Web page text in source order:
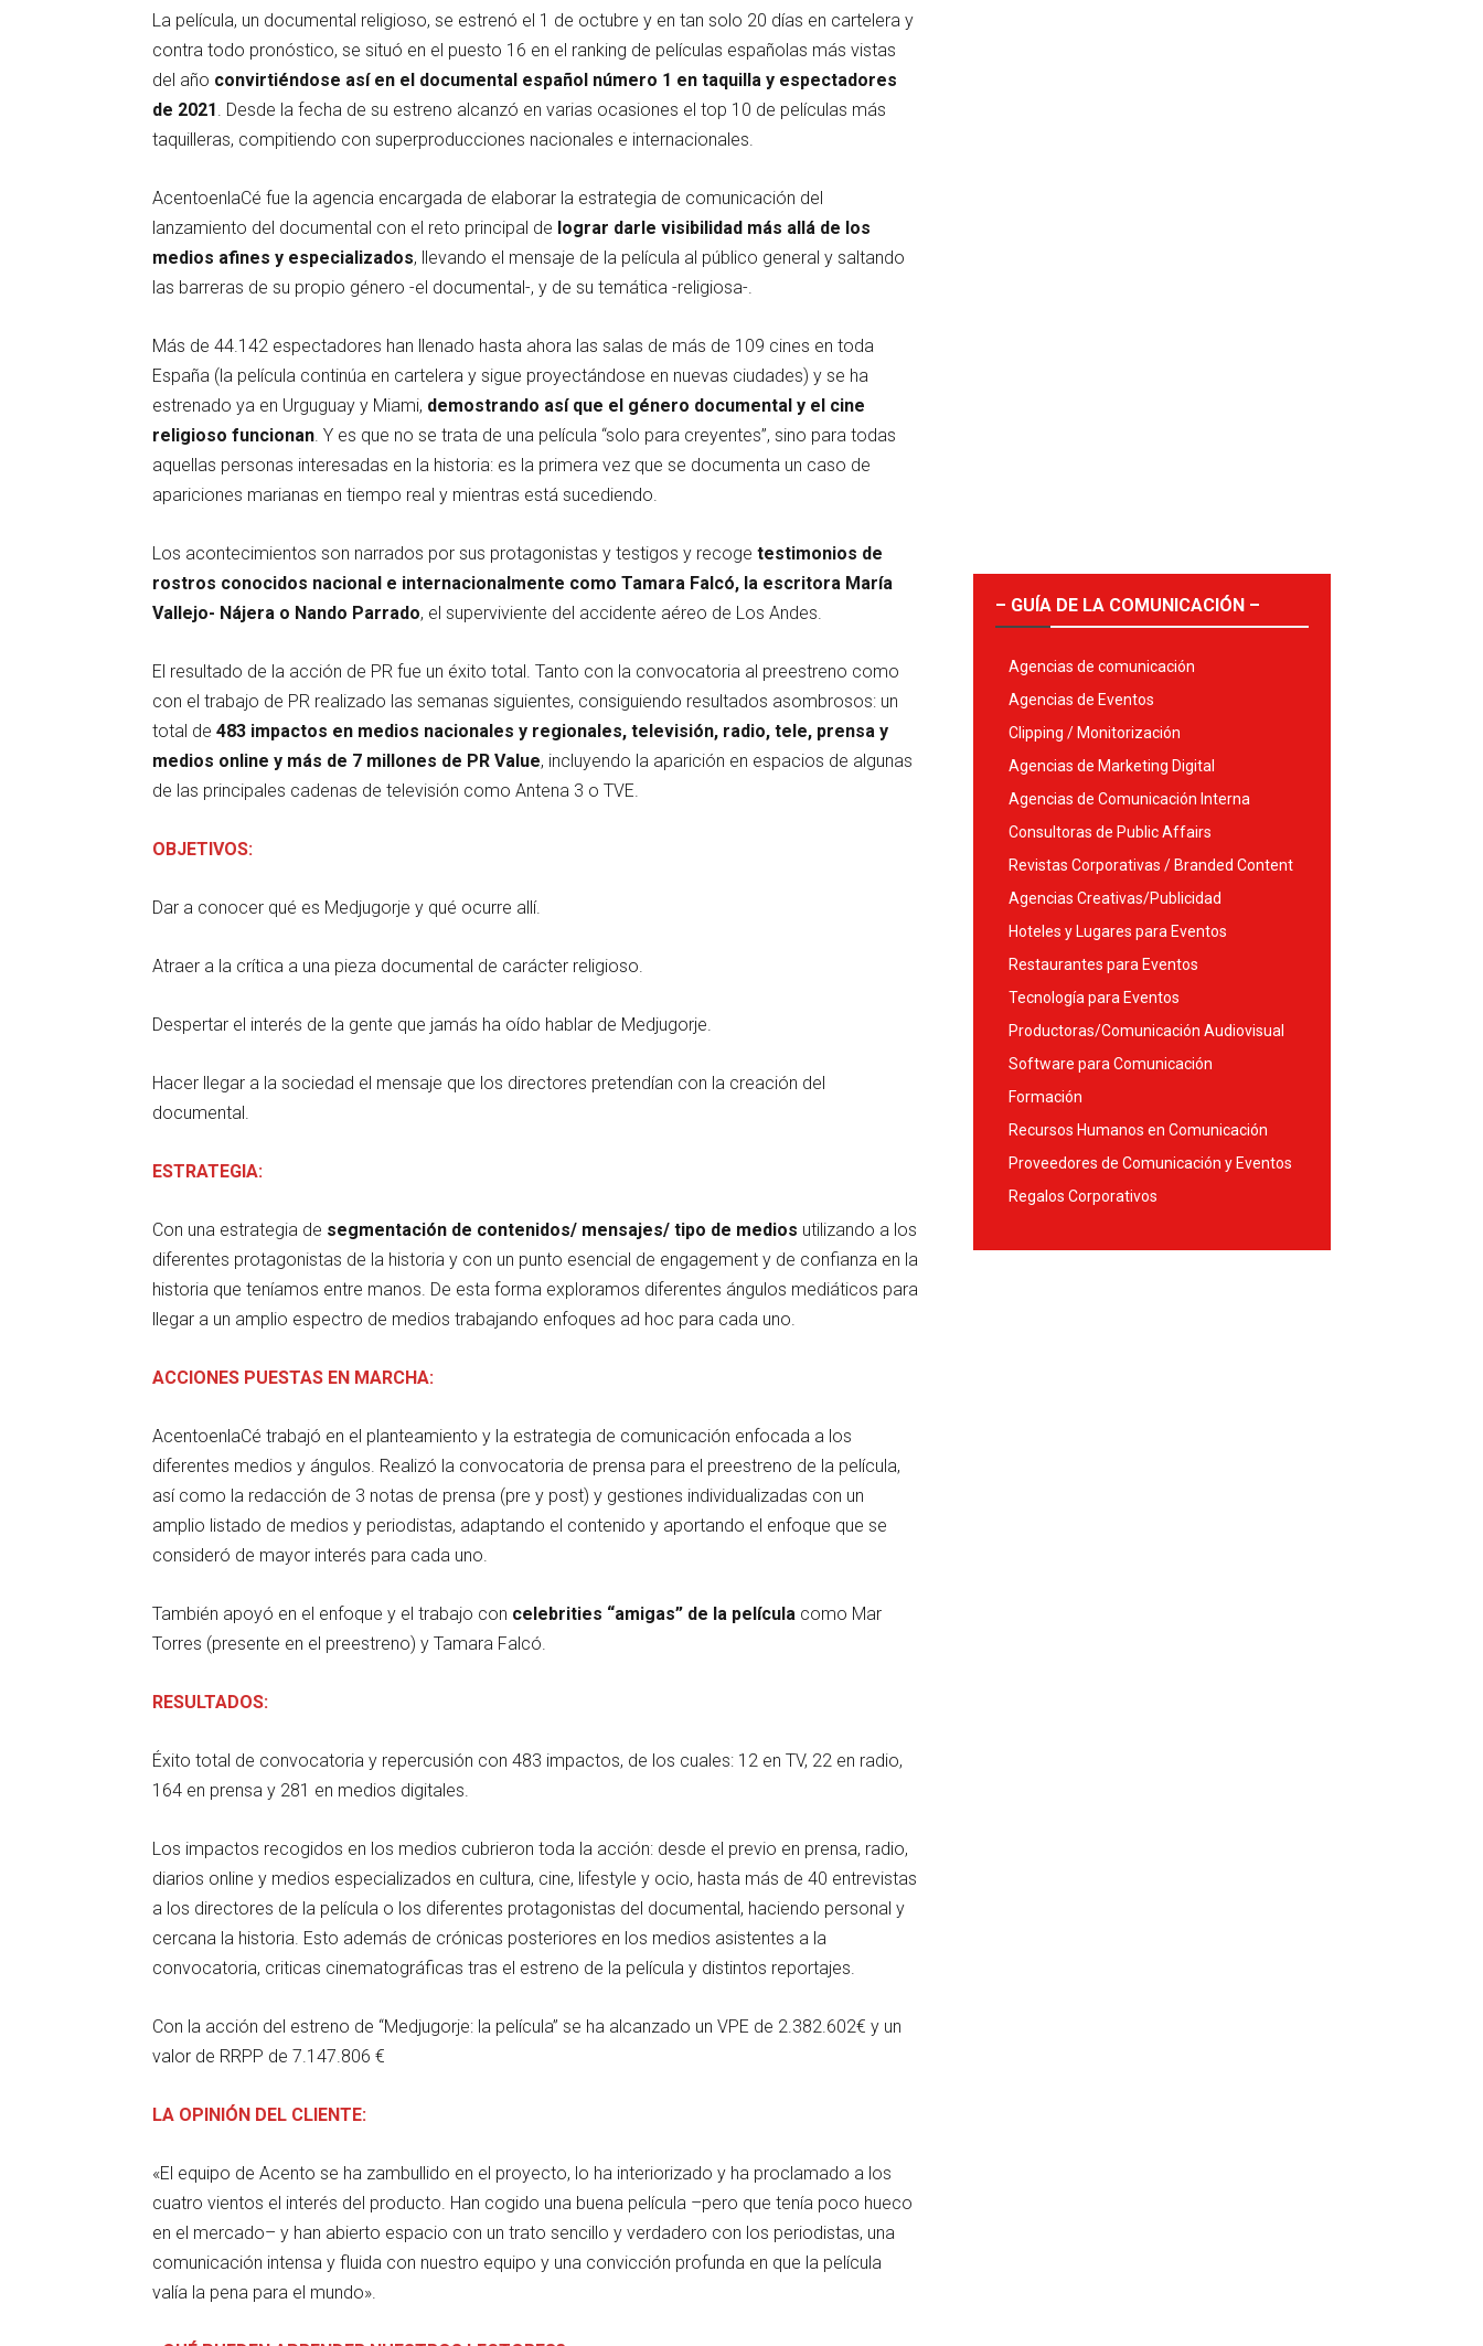
La película, un documental religioso, se estrenó el 1 de octubre y en tan solo 20 días en cartelera y
contra todo pronóstico, se situó en el puesto 16 en el ranking de películas españolas más vistas
del año convirtiéndose así en el documental español número 1 en taquilla y espectadores
de 2021 . Desde la fecha de su estreno alcanzó en varias ocasiones el top 10 de películas más
taquilleras, compitiendo con superproducciones nacionales e internacionales.
AcentoenlaCé fue la agencia encargada de elaborar la estrategia de comunicación del
lanzamiento del documental con el reto principal de lograr darle visibilidad más allá de los
medios afines y especializados, llevando el mensaje de la película al público general y saltando
las barreras de su propio género -el documental-, y de su temática -religiosa-.
Más de 44.142 espectadores han llenado hasta ahora las salas de más de 109 cines en toda
España (la película continúa en cartelera y sigue proyectándose en nuevas ciudades) y se ha
estrenado ya en Urguguay y Miami, demostrando así que el género documental y el cine
religioso funcionan . Y es que no se trata de una película “solo para creyentes”, sino para todas
aquellas personas interesadas en la historia: es la primera vez que se documenta un caso de
apariciones marianas en tiempo real y mientras está sucediendo.
Los acontecimientos son narrados por sus protagonistas y testigos y recoge testimonios de
rostros conocidos nacional e internacionalmente como Tamara Falcó, la escritora María
Vallejo- Nájera o Nando Parrado, el superviviente del accidente aéreo de Los Andes.
El resultado de la acción de PR fue un éxito total. Tanto con la convocatoria al preestreno como
con el trabajo de PR realizado las semanas siguientes, consiguiendo resultados asombrosos: un
total de 483 impactos en medios nacionales y regionales, televisión, radio, tele, prensa y
medios online y más de 7 millones de PR Value, incluyendo la aparición en espacios de algunas
de las principales cadenas de televisión como Antena 3 o TVE.
OBJETIVOS:
Dar a conocer qué es Medjugorje y qué ocurre allí.
Atraer a la crítica a una pieza documental de carácter religioso.
Despertar el interés de la gente que jamás ha oído hablar de Medjugorje.
Hacer llegar a la sociedad el mensaje que los directores pretendían con la creación del
documental.
ESTRATEGIA:
Con una estrategia de segmentación de contenidos/ mensajes/ tipo de medios utilizando a los
diferentes protagonistas de la historia y con un punto esencial de engagement y de confianza en la
historia que teníamos entre manos. De esta forma exploramos diferentes ángulos mediáticos para
llegar a un amplio espectro de medios trabajando enfoques ad hoc para cada uno.
ACCIONES PUESTAS EN MARCHA:
AcentoenlaCé trabajó en el planteamiento y la estrategia de comunicación enfocada a los
diferentes medios y ángulos. Realizó la convocatoria de prensa para el preestreno de la película,
así como la redacción de 3 notas de prensa (pre y post) y gestiones individualizadas con un
amplio listado de medios y periodistas, adaptando el contenido y aportando el enfoque que se
consideró de mayor interés para cada uno.
También apoyó en el enfoque y el trabajo con celebrities “amigas” de la película como Mar
Torres (presente en el preestreno) y Tamara Falcó.
RESULTADOS:
Éxito total de convocatoria y repercusión con 483 impactos, de los cuales: 12 en TV, 22 en radio,
164 en prensa y 281 en medios digitales.
Los impactos recogidos en los medios cubrieron toda la acción: desde el previo en prensa, radio,
diarios online y medios especializados en cultura, cine, lifestyle y ocio, hasta más de 40 entrevistas
a los directores de la película o los diferentes protagonistas del documental, haciendo personal y
cercana la historia. Esto además de crónicas posteriores en los medios asistentes a la
convocatoria, criticas cinematográficas tras el estreno de la película y distintos reportajes.
Con la acción del estreno de “Medjugorje: la película” se ha alcanzado un VPE de 2.382.602€ y un
valor de RRPP de 7.147.806 €
LA OPINIÓN DEL CLIENTE:
«El equipo de Acento se ha zambullido en el proyecto, lo ha interiorizado y ha proclamado a los
cuatro vientos el interés del producto. Han cogido una buena película –pero que tenía poco hueco
en el mercado– y han abierto espacio con un trato sencillo y verdadero con los periodistas, una
comunicación intensa y fluida con nuestro equipo y una convicción profunda en que la película
valía la pena para el mundo».
– GUÍA DE LA COMUNICACIÓN –
Agencias de comunicación
Agencias de Eventos
Clipping / Monitorización
Agencias de Marketing Digital
Agencias de Comunicación Interna
Consultoras de Public Affairs
Revistas Corporativas / Branded Content
Agencias Creativas/Publicidad
Hoteles y Lugares para Eventos
Restaurantes para Eventos
Tecnología para Eventos
Productoras/Comunicación Audiovisual
Software para Comunicación
Formación
Recursos Humanos en Comunicación
Proveedores de Comunicación y Eventos
Regalos Corporativos